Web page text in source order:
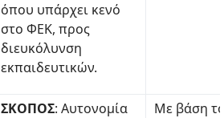
όπου υπάρχει κενό
στο ΦΕΚ, προς
διευκόλυνση
εκπαιδευτικών.
ΣΚΟΠΟΣ: Αυτονομία
Με βάση